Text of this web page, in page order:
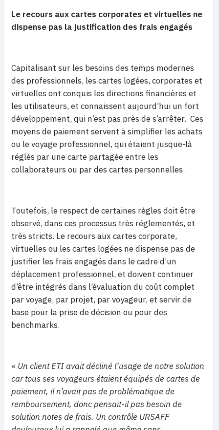
Le recours aux cartes corporates et virtuelles ne
dispense pas la justification des frais engagés
Capitalisant sur les besoins des temps modernes
des professionnels, les cartes logées, corporates et
virtuelles ont conquis les directions financières et
les utilisateurs, et connaissent aujourd’hui un fort
développement, qui n’est pas près de s’arrêter. Ces
moyens de paiement servent à simplifier les achats
ou le voyage professionnel, qui étaient jusque-là
réglés par une carte partagée entre les
collaborateurs ou par des cartes personnelles.
Toutefois, le respect de certaines règles doit être
observé, dans ces processus très réglementés, et
très stricts. Le recours aux cartes corporate,
virtuelles ou les cartes logées ne dispense pas de
justifier les frais engagés dans le cadre d’un
déplacement professionnel, et doivent continuer
d’être intégrés dans l’évaluation du coût complet
par voyage, par projet, par voyageur, et servir de
base pour la prise de décision ou pour des
benchmarks.
« Un client ETI avait décliné l’usage de notre solution
car tous ses voyageurs étaient équipés de cartes de
paiement, il n’avait pas de problématique de
remboursement, donc pensait-il pas besoin de
solution notes de frais. Un contrôle URSAFF